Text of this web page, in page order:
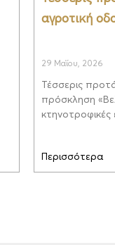
αγροτική
29 Μαΐου, 2026
Τέσσερις
πρόσκληση
κτηνοτροφικές
Περισσότερα